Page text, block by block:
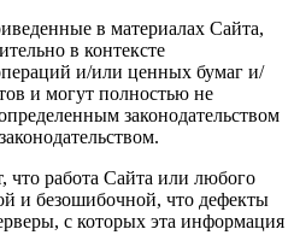
в материалах Сайта,
в контексте
и/или ценных бумаг и/
и могут полностью не
законодательством
что работа Сайта или любого
и безошибочной, что дефекты
с которых эта информация